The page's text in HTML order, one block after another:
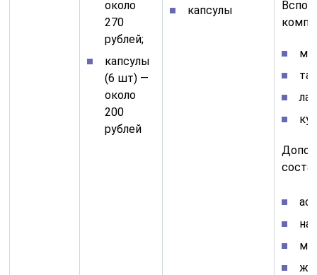
около
270
рублей;
капсулы
(6 шт) —
около
200
рублей
капсулы